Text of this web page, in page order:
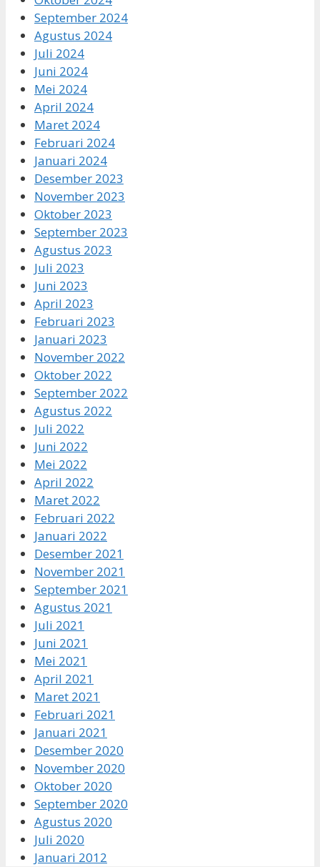
September 2024
Agustus 2024
Juli 2024
Juni 2024
Mei 2024
April 2024
Maret 2024
Februari 2024
Januari 2024
Desember 2023
November 2023
Oktober 2023
September 2023
Agustus 2023
Juli 2023
Juni 2023
April 2023
Februari 2023
Januari 2023
November 2022
Oktober 2022
September 2022
Agustus 2022
Juli 2022
Juni 2022
Mei 2022
April 2022
Maret 2022
Februari 2022
Januari 2022
Desember 2021
November 2021
September 2021
Agustus 2021
Juli 2021
Juni 2021
Mei 2021
April 2021
Maret 2021
Februari 2021
Januari 2021
Desember 2020
November 2020
Oktober 2020
September 2020
Agustus 2020
Juli 2020
Januari 2012